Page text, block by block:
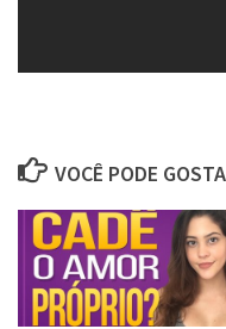
VOCÊ PODE